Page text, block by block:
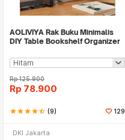
AOLIVIYA Rak Buku Minimalis
DIY Table Bookshelf Organizer
Rp125.900
Rp 78.900
starstarstarstarstar_half (9) 129
DKI Jakarta